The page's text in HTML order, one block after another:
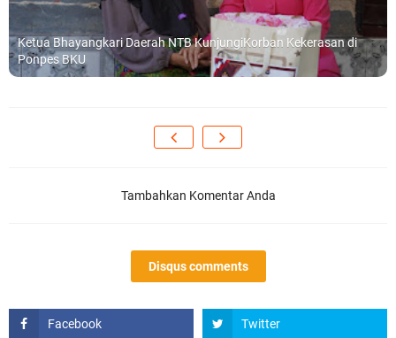
Ketua Bhayangkari Daerah NTB KunjungiKorban Kekerasan di
Ponpes BKU
Tambahkan Komentar Anda
Disqus comments